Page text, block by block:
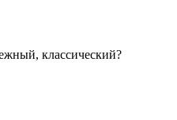
классический?